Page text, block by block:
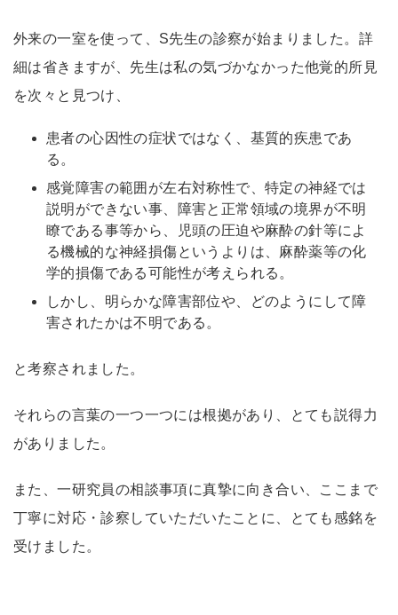
外来の一室を使って、S先生の診察が始まりました。詳
細は省きますが、先生は私の気づかなかった他覚的所見
を次々と見つけ、
患者の心因性の症状ではなく、基質的疾患であ
る。
感覚障害の範囲が左右対称性で、特定の神経では
説明ができない事、障害と正常領域の境界が不明
瞭である事等から、児頭の圧迫や麻酔の針等によ
る機械的な神経損傷というよりは、麻酔薬等の化
学的損傷である可能性が考えられる。
しかし、明らかな障害部位や、どのようにして障
害されたかは不明である。
と考察されました。
それらの言葉の一つ一つには根拠があり、とても説得力
がありました。
また、一研究員の相談事項に真摯に向き合い、ここまで
丁寧に対応・診察していただいたことに、とても感銘を
受けました。